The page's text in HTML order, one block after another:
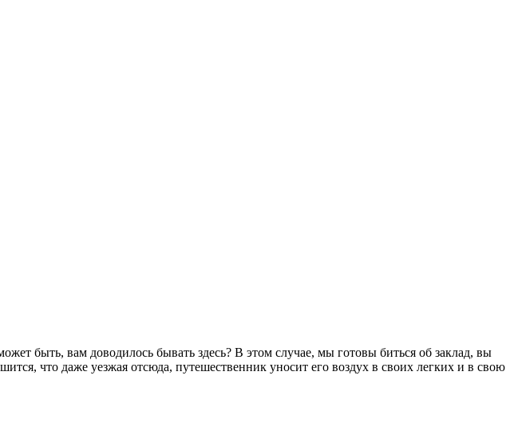
быть, вам доводилось бывать здесь? В этом случае, мы готовы биться об заклад, вы
что даже уезжая отсюда, путешественник уносит его воздух в своих легких и в свою